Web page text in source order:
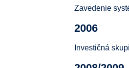
Zavedenie
2006
Investičná